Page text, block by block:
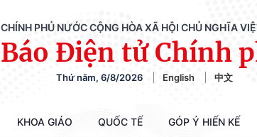
CHÍNH PHỦ NƯỚC CỘNG HÒA XÃ HỘI CHỦ NGHĨA
Báo Điện tử Chính
Thứ năm, 6/8/2026 English 中文
KHOA GIÁO QUỐC TẾ GÓP Ý HIẾN KẾ